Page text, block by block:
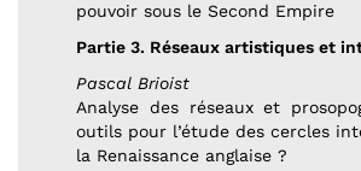
pouvoir sous le Second Empire
Partie 3. Réseaux artistiques et
Pascal Brioist
Analyse des réseaux et
outils pour l’étude des cercles
la Renaissance anglaise ?